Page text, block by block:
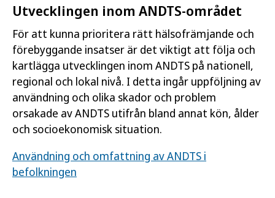
Utvecklingen inom ANDTS-området
För att kunna prioritera rätt hälsofrämjande och
förebyggande insatser är det viktigt att följa och
kartlägga utvecklingen inom ANDTS på nationell,
regional och lokal nivå. I detta ingår uppföljning av
användning och olika skador och problem
orsakade av ANDTS utifrån bland annat kön, ålder
och socioekonomisk situation.
Användning och omfattning av ANDTS i
befolkningen